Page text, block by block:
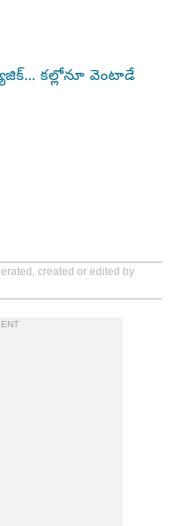
కల్లోనూ వెంటాడే
created or edited by